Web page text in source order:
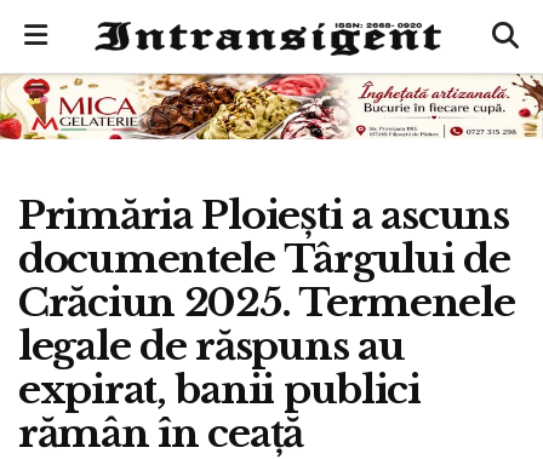
Primăria Ploiești a ascuns
documentele Târgului de
Crăciun 2025. Termenele
legale de răspuns au
expirat, banii publici
rămân în ceață